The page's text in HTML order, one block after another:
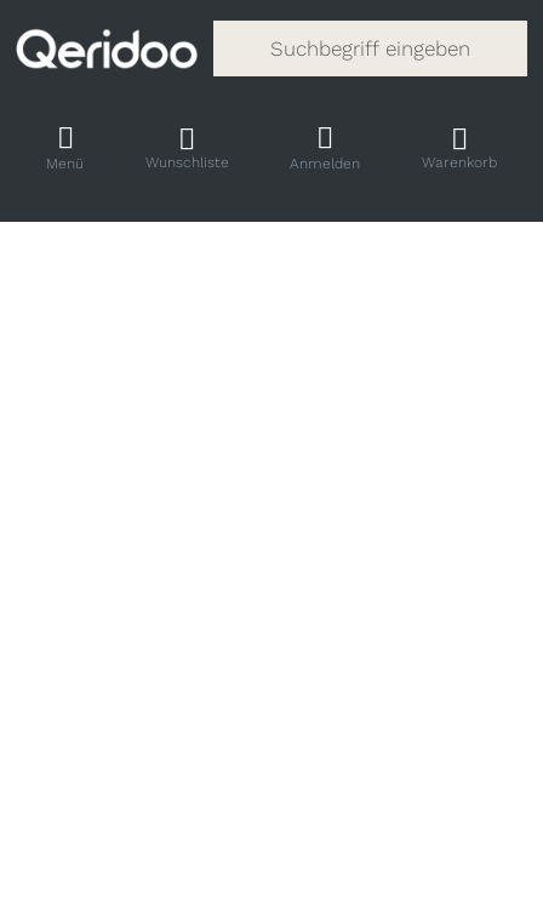
Menü Wunschliste Anmelden Warenkorb